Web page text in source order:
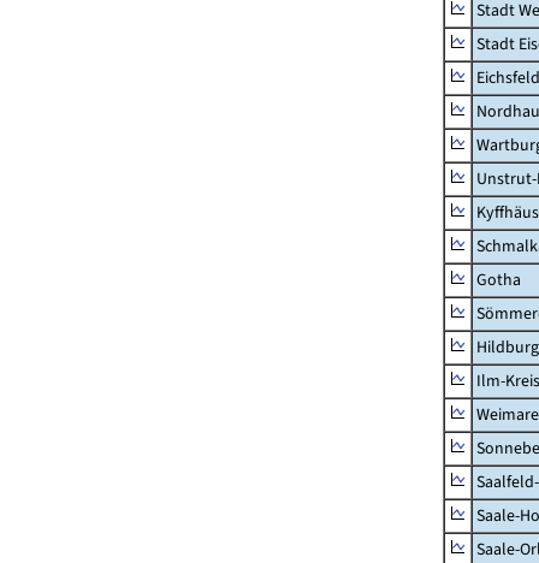
Stadt
Stadt
Eichsfeld
Gotha
Ilm-Kreis
Saale-
Saale-